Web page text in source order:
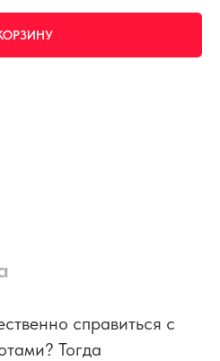
справиться с
Тогда